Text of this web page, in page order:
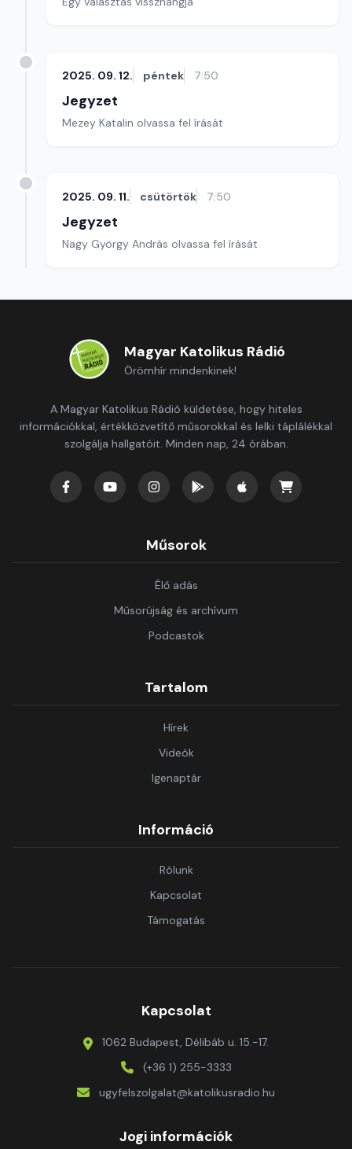
2025. 09. 12. péntek 7:50
Jegyzet
Mezey Katalin olvassa fel írását
2025. 09. 11. csütörtök 7:50
Jegyzet
Nagy György András olvassa fel írását
Magyar Katolikus Rádió
Örömhír mindenkinek!
A Magyar Katolikus Rádió küldetése, hogy hiteles
információkkal, értékközvetítő műsorokkal és lelki táplálékkal
szolgálja hallgatóit. Minden nap, 24 órában.
Műsorok
Élő adás
Műsorújság és archívum
Podcastok
Tartalom
Hírek
Videók
Igenaptár
Információ
Rólunk
Kapcsolat
Támogatás
Kapcsolat
1062 Budapest, Délibáb u. 15.-17.
(+36 1) 255-3333
ugyfelszolgalat@katolikusradio.hu
Jogi információk